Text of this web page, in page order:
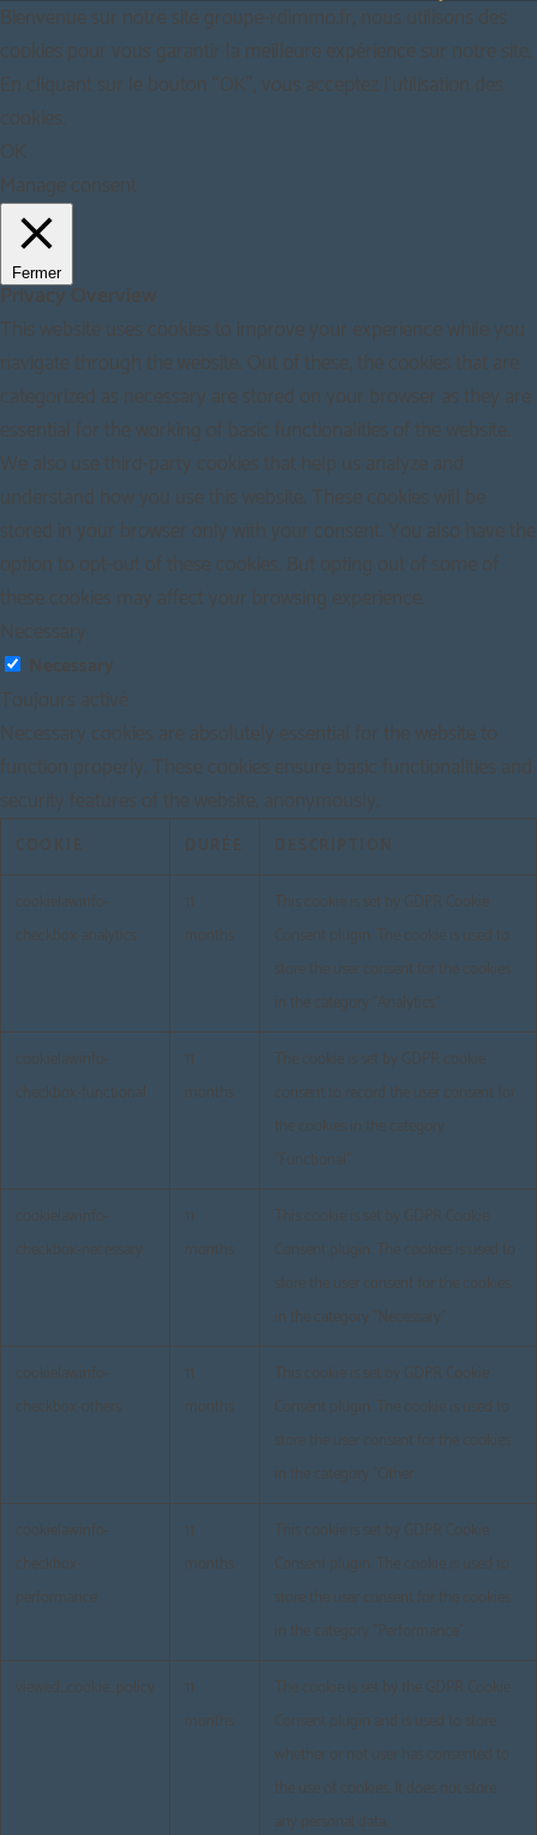
Bienvenue sur notre site groupe-rdimmo.fr, nous utilisons des
cookies pour vous garantir la meilleure expérience sur notre site.
En cliquant sur le bouton “OK”, vous acceptez l'utilisation des
cookies.
OK
Manage consent
Fermer
Privacy Overview
This website uses cookies to improve your experience while you
navigate through the website. Out of these, the cookies that are
categorized as necessary are stored on your browser as they are
essential for the working of basic functionalities of the website.
We also use third-party cookies that help us analyze and
understand how you use this website. These cookies will be
stored in your browser only with your consent. You also have the
option to opt-out of these cookies. But opting out of some of
these cookies may affect your browsing experience.
Necessary
Necessary
Toujours activé
Necessary cookies are absolutely essential for the website to
function properly. These cookies ensure basic functionalities and
security features of the website, anonymously.
COOKIE DURÉE DESCRIPTION
cookielawinfo-
checkbox-analytics
11
months
This cookie is set by GDPR Cookie
Consent plugin. The cookie is used to
store the user consent for the cookies
in the category "Analytics".
cookielawinfo-
checkbox-functional
11
months
The cookie is set by GDPR cookie
consent to record the user consent for
the cookies in the category
"Functional".
cookielawinfo-
checkbox-necessary
11
months
This cookie is set by GDPR Cookie
Consent plugin. The cookies is used to
store the user consent for the cookies
in the category "Necessary".
cookielawinfo-
checkbox-others
11
months
This cookie is set by GDPR Cookie
Consent plugin. The cookie is used to
store the user consent for the cookies
in the category "Other.
cookielawinfo-
checkbox-
performance
11
months
This cookie is set by GDPR Cookie
Consent plugin. The cookie is used to
store the user consent for the cookies
in the category "Performance".
viewed_cookie_policy
11
months
The cookie is set by the GDPR Cookie
Consent plugin and is used to store
whether or not user has consented to
the use of cookies. It does not store
any personal data.